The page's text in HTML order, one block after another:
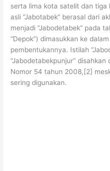
serta lima kota satelit dan tiga
asli “Jabotabek” berasal dari
menjadi “Jabodetabek” pada
“Depok”) dimasukkan ke
pembentukannya. Istilah
“Jabodetabekpunjur”
Nomor 54 tahun 2008,[2]
sering digunakan.